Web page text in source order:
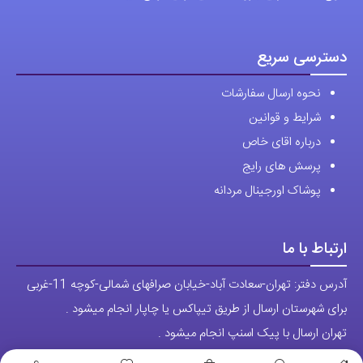
انتخاب
دسترسی سریع
نحوه ارسال سفارشات
شرایط و قوانین
درباره اقای خاص
پرسش های رایج
پوشاک اورجینال مردانه
ارتباط با ما
آدرس دفتر: تهران-سعادت آباد-خیابان صرافهای شمالی-کوچه 11-غربی
برای شهرستان ارسال از طریق تیپاکس یا چاپار انجام میشود .
تهران ارسال با پیک اسنپ انجام میشود .
راه های ارتباطی